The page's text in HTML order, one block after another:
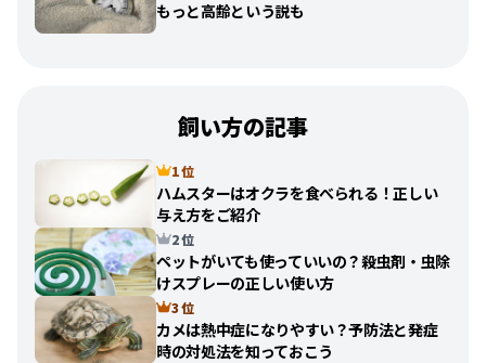
もっと高齢という説も
飼い方の記事
1 位
ハムスターはオクラを食べられる！正しい
与え方をご紹介
2 位
ペットがいても使っていいの？殺虫剤・虫除
けスプレーの正しい使い方
3 位
カメは熱中症になりやすい？予防法と発症
時の対処法を知っておこう